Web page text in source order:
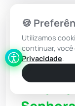
Livramento
Obras
Taquari
🍪
Utilizamos
continuar,
Privacidade.